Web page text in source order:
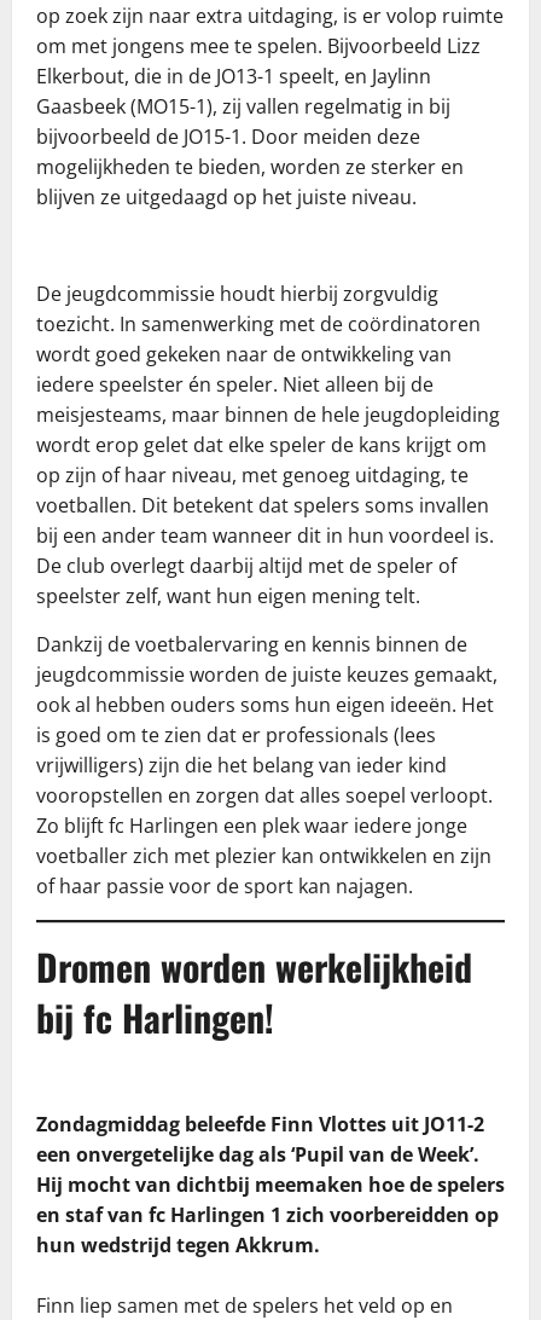
op zoek zijn naar extra uitdaging, is er volop ruimte
om met jongens mee te spelen. Bijvoorbeeld Lizz
Elkerbout, die in de JO13-1 speelt, en Jaylinn
Gaasbeek (MO15-1), zij vallen regelmatig in bij
bijvoorbeeld de JO15-1. Door meiden deze
mogelijkheden te bieden, worden ze sterker en
blijven ze uitgedaagd op het juiste niveau.
De jeugdcommissie houdt hierbij zorgvuldig
toezicht. In samenwerking met de coördinatoren
wordt goed gekeken naar de ontwikkeling van
iedere speelster én speler. Niet alleen bij de
meisjesteams, maar binnen de hele jeugdopleiding
wordt erop gelet dat elke speler de kans krijgt om
op zijn of haar niveau, met genoeg uitdaging, te
voetballen. Dit betekent dat spelers soms invallen
bij een ander team wanneer dit in hun voordeel is.
De club overlegt daarbij altijd met de speler of
speelster zelf, want hun eigen mening telt.
Dankzij de voetbalervaring en kennis binnen de
jeugdcommissie worden de juiste keuzes gemaakt,
ook al hebben ouders soms hun eigen ideeën. Het
is goed om te zien dat er professionals (lees
vrijwilligers) zijn die het belang van ieder kind
vooropstellen en zorgen dat alles soepel verloopt.
Zo blijft fc Harlingen een plek waar iedere jonge
voetballer zich met plezier kan ontwikkelen en zijn
of haar passie voor de sport kan najagen.
Dromen worden werkelijkheid
bij fc Harlingen!
Zondagmiddag beleefde Finn Vlottes uit JO11-2
een onvergetelijke dag als ‘Pupil van de Week’.
Hij mocht van dichtbij meemaken hoe de spelers
en staf van fc Harlingen 1 zich voorbereidden op
hun wedstrijd tegen Akkrum.
Finn liep samen met de spelers het veld op en